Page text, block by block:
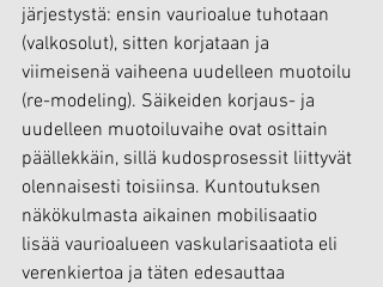
järjestystä: ensin vaurioalue tuhotaan
(valkosolut), sitten korjataan ja
viimeisenä vaiheena uudelleen muotoilu
(re-modeling). Säikeiden korjaus- ja
uudelleen muotoiluvaihe ovat osittain
päällekkäin, sillä kudosprosessit liittyvät
olennaisesti toisiinsa. Kuntoutuksen
näkökulmasta aikainen mobilisaatio
lisää vaurioalueen vaskularisaatiota eli
verenkiertoa ja täten edesauttaa